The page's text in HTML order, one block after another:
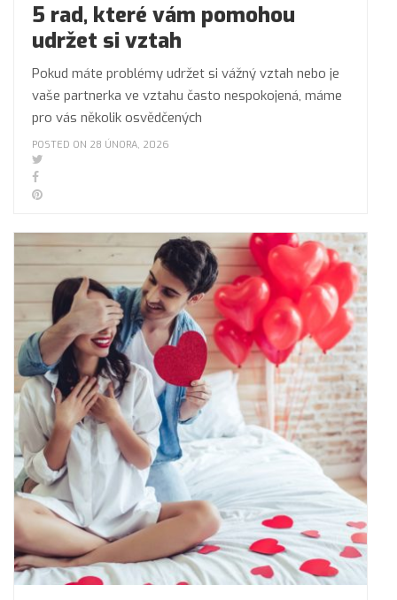
5 rad, které vám pomohou
udržet si vztah
Pokud máte problémy udržet si vážný vztah nebo je
vaše partnerka ve vztahu často nespokojená, máme
pro vás několik osvědčených
POSTED ON 28 ÚNORA, 2026